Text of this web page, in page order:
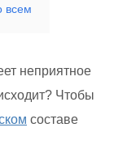
всем
неприятное
Чтобы
составе